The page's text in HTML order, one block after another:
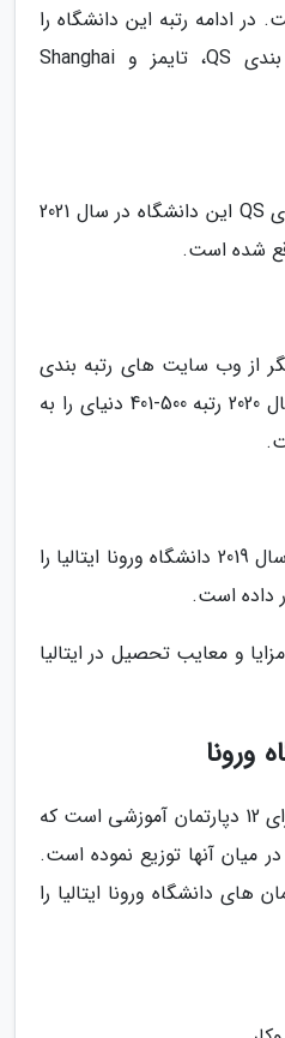
ادامه رتبه این دانشگاه را
در وب سایت های رتبه بندی QS، تایمز و Shanghai
براساس وب سایت رتبه بندی QS این دانشگاه در سال 2021
از وب سایت های رتبه بندی
معتبر در دنیا است که در سال 2020 رتبه 500-401 دنیای را به
رتبه بندی Shanghai نیز در سال 2019 دانشگاه ورونا ایتالیا را
و معایب تحصیل در ایتالیا
ورونا
به طور کلی این دانشگاه دارای 12 دپارتمان آموزشی است که
میان آنها توزیع نموده است.
های دانشگاه ورونا ایتالیا را